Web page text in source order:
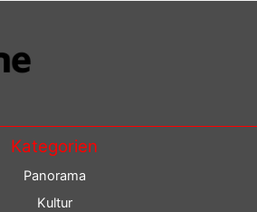
Kategorien
Panorama
Kultur